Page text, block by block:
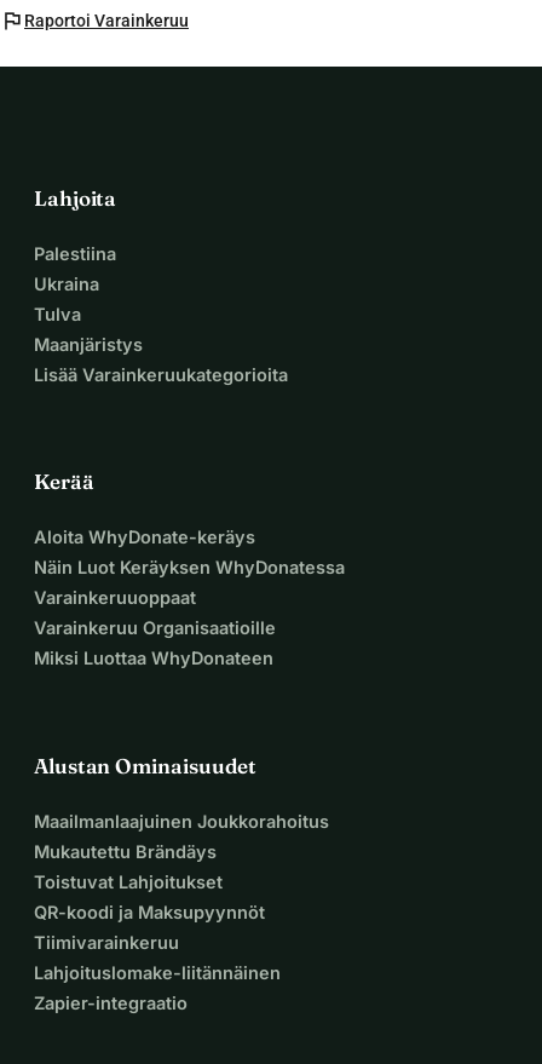
flag Raportoi Varainkeruu
Lahjoita
Palestiina
Ukraina
Tulva
Maanjäristys
Lisää Varainkeruukategorioita
Kerää
Aloita WhyDonate-keräys
Näin Luot Keräyksen WhyDonatessa
Varainkeruuoppaat
Varainkeruu Organisaatioille
Miksi Luottaa WhyDonateen
Alustan Ominaisuudet
Maailmanlaajuinen Joukkorahoitus
Mukautettu Brändäys
Toistuvat Lahjoitukset
QR-koodi ja Maksupyynnöt
Tiimivarainkeruu
Lahjoituslomake-liitännäinen
Zapier-integraatio